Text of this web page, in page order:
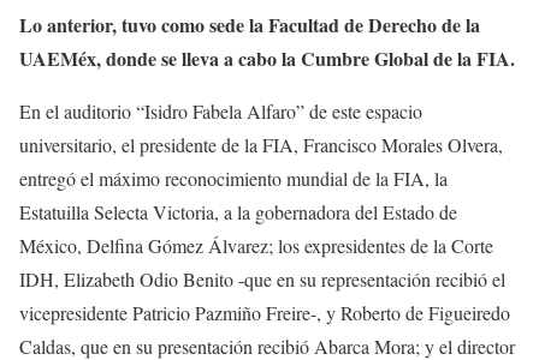
Lo anterior, tuvo como sede la Facultad de Derecho de la
UAEMéx, donde se lleva a cabo la Cumbre Global de la FIA.
En el auditorio “Isidro Fabela Alfaro” de este espacio
universitario, el presidente de la FIA, Francisco Morales Olvera,
entregó el máximo reconocimiento mundial de la FIA, la
Estatuilla Selecta Victoria, a la gobernadora del Estado de
México, Delfina Gómez Álvarez; los expresidentes de la Corte
IDH, Elizabeth Odio Benito -que en su representación recibió el
vicepresidente Patricio Pazmiño Freire-, y Roberto de Figueiredo
Caldas, que en su presentación recibió Abarca Mora; y el director